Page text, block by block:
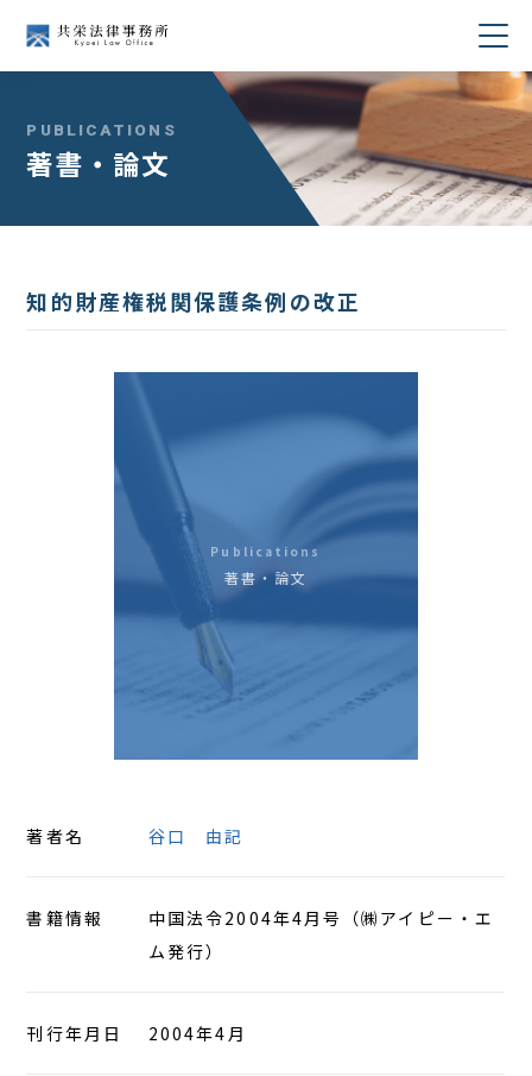
業務分野
セミナー・講演
著書・論文
PUBLICATIONS
著書・論文
知的財産権税関保護条例の改正
Publications
著書・論文
著者名 谷口 由記
書籍情報
中国法令2004年4月号（㈱アイピー・エ
ム発行）
刊行年月日 2004年4月